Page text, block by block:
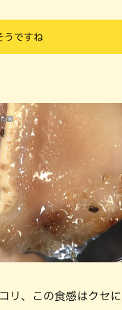
うですね
リ、この食感はクセ